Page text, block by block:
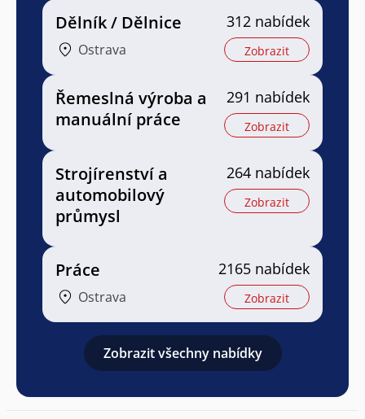
Dělník / Dělnice
Ostrava
312 nabídek
Zobrazit
Řemeslná výroba a
manuální práce
291 nabídek
Zobrazit
Strojírenství a
automobilový
průmysl
264 nabídek
Zobrazit
Práce
Ostrava
2165 nabídek
Zobrazit
Zobrazit všechny nabídky